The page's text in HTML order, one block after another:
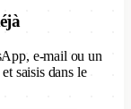
e-mail ou un
saisis dans le